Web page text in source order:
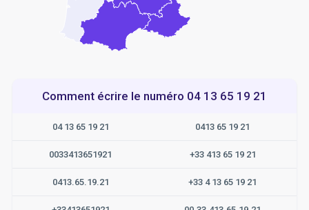
Comment écrire le numéro 04 13 65 19 21
04 13 65 19 21 0413 65 19 21
0033413651921 +33 413 65 19 21
0413.65.19.21 +33 4 13 65 19 21